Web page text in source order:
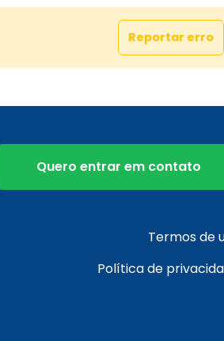
Reportar erro
Quero entrar em contato
Termos de
Política de